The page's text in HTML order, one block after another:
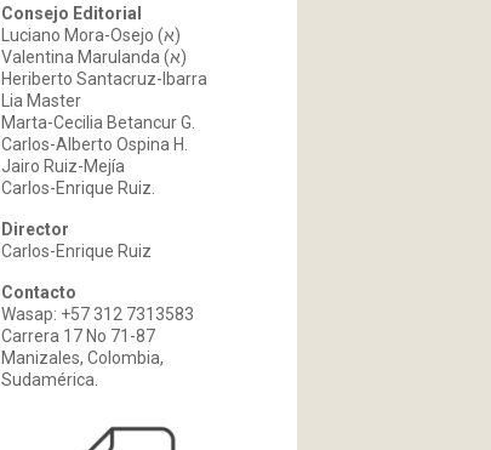
Consejo Editorial
Luciano Mora-Osejo (א)
Valentina Marulanda (א)
Heriberto Santacruz-Ibarra
Lia Master
Marta-Cecilia Betancur G.
Carlos-Alberto Ospina H.
Jairo Ruiz-Mejía
Carlos-Enrique Ruiz.
Director
Carlos-Enrique Ruiz
Contacto
Wasap: +57 312 7313583
Carrera 17 No 71-87
Manizales, Colombia,
Sudamérica.